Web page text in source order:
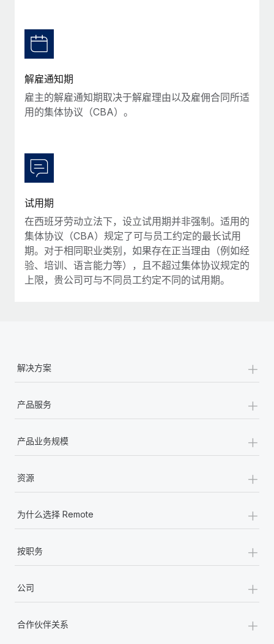
快速建立合规实体
人员调配与搬迁
轻松搬迁员工
福利
轻松管理员工福利
了解更多
What a Workday global payroll implementation
actually looks like
了解更多
解雇通知期
雇主的解雇通知期取决于解雇理由以及雇佣合同所适
用的集体协议（CBA）。
试用期
在西班牙劳动立法下，设立试用期并非强制。适用的
集体协议（CBA）规定了可与员工约定的最长试用
期。对于相同职业类别，如果存在正当理由（例如经
验、培训、语言能力等），且不超过集体协议规定的
上限，贵公司可与不同员工约定不同的试用期。
解决方案 +
产品服务 +
产品业务规模 +
资源 +
为什么选择 Remote +
按职务 +
公司 +
合作伙伴关系 +